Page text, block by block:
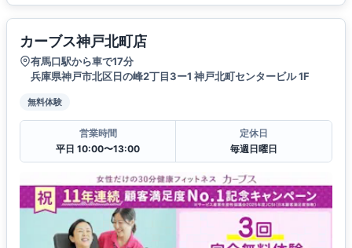
カーブス神戸北町店
有馬口駅から車で17分
兵庫県神戸市北区日の峰2丁目3ー1 神戸北町センタービル 1F
無料体験
営業時間
平日 10:00〜13:00
定休日
毎週日曜日